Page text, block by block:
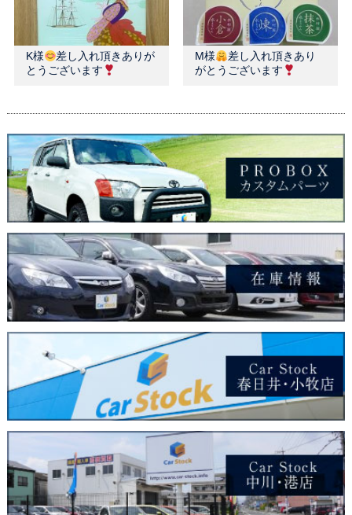
K様
差し入れ頂きありが
とうございます
M様
差し入れ頂きあり
がとうございます